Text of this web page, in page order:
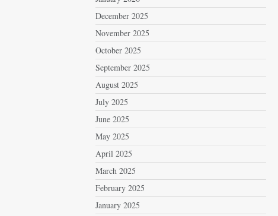
December 2025
November 2025
October 2025
September 2025
August 2025
July 2025
June 2025
May 2025
April 2025
March 2025
February 2025
January 2025